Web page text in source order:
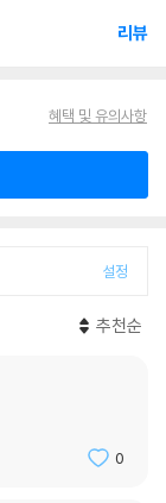
리뷰
혜택 및 유의사항
설정
추천순
0